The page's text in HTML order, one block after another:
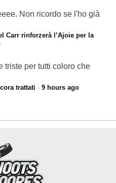
Non ricordo se l'ho già
Carr rinforzerà l’Ajoie per la
triste per tutti coloro che
trattati · 9 hours ago